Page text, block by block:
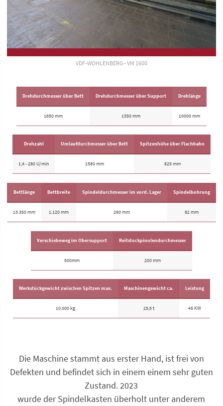
VDF-WOHLENBERG - VM 1600
Drehdurchmesser über Bett
1650 mm
Drehdurchmesser über Support
1350 mm
Drehlänge
10000 mm
Drehzahl
1,4 - 280 U/min
Umlaufdurchmesser über Bett
1580 mm
Spitzenhöhe über Flachbahn
825 mm
Bettlänge
13.350 mm
Bettbreite
1.120 mm
Spindeldurchmesser im vord. Lager
260 mm
Spindelbohrung
82 mm
Verschiebeweg im Obersupport
500mm
Reitstockpinolendurchmesser
200 mm
Werkstückgewicht zwischen Spitzen max.
10.000 kg
Maschinengewicht ca.
25,5 t
Leistung
45 KW
Die Maschine stammt aus erster Hand, ist frei von
Defekten und befindet sich in einem einem sehr guten
Zustand. 2023
wurde der Spindelkasten überholt unter anderem